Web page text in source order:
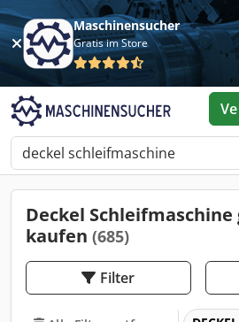
Maschinensucher
Gratis im Store
Deckel
kaufen (685)
Filter